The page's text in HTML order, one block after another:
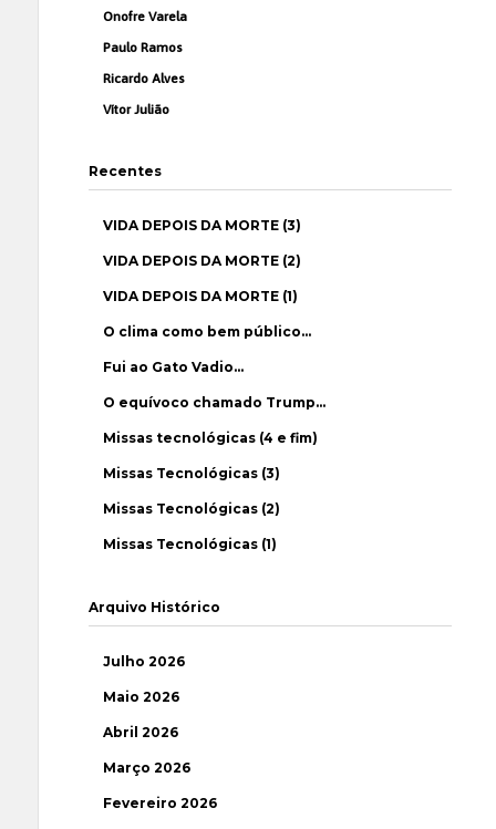
Onofre Varela
Paulo Ramos
Ricardo Alves
Vítor Julião
Recentes
VIDA DEPOIS DA MORTE (3)
VIDA DEPOIS DA MORTE (2)
VIDA DEPOIS DA MORTE (1)
O clima como bem público…
Fui ao Gato Vadio…
O equívoco chamado Trump…
Missas tecnológicas (4 e fim)
Missas Tecnológicas (3)
Missas Tecnológicas (2)
Missas Tecnológicas (1)
Arquivo Histórico
Julho 2026
Maio 2026
Abril 2026
Março 2026
Fevereiro 2026